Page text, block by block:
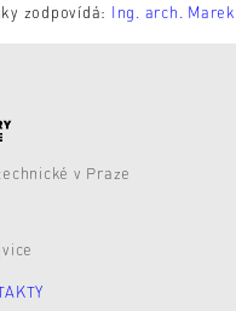
zodpovídá: Ing. arch.
v Praze